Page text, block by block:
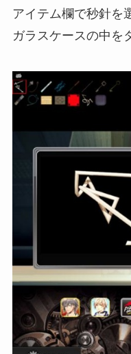
アイテム欄で秒針を
ガラスケースの中を